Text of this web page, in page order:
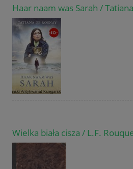
Haar naam was Sarah /
Wielka biała cisza / L.F.